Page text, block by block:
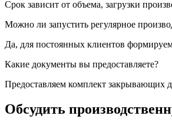
Срок зависит от объема, загрузки
Можно ли запустить регулярное
Да, для постоянных клиентов
Какие документы вы предоставляете?
Предоставляем комплект закрывающих
Обсудить